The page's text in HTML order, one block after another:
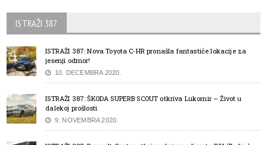
ISTRAŽI 387
ISTRAŽI 387: Nova Toyota C-HR pronašla fantastiče lokacije za
jesenji odmor!
10. DECEMBRA 2020.
ISTRAŽI 387: ŠKODA SUPERB SCOUT otkriva Lukomir – Život u
dalekoj prošlosti
9. NOVEMBRA 2020.